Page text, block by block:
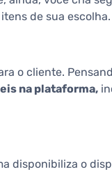
de sua
o cliente.
na plataforma,
disponibiliza o